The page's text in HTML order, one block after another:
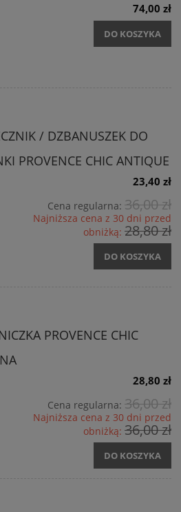
74,00 zł
DO KOSZYKA
/ DZBANUSZEK DO
PROVENCE CHIC ANTIQUE
23,40 zł
Cena regularna: 36,00 zł
Najniższa cena z 30 dni przed
obniżką: 28,80 zł
DO KOSZYKA
PROVENCE CHIC
28,80 zł
Cena regularna: 36,00 zł
Najniższa cena z 30 dni przed
obniżką: 36,00 zł
DO KOSZYKA